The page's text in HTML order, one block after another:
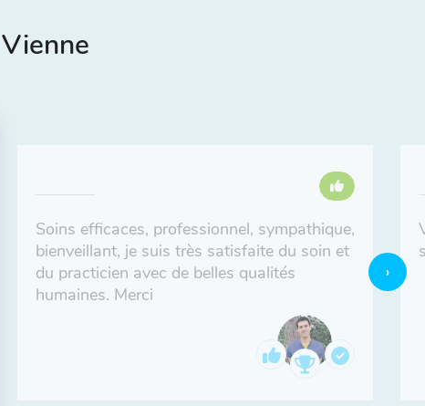
Soins efficaces, professionnel, sympathique,
bienveillant, je suis très satisfaite du soin et
du practicien avec de belles qualités
humaines. Merci